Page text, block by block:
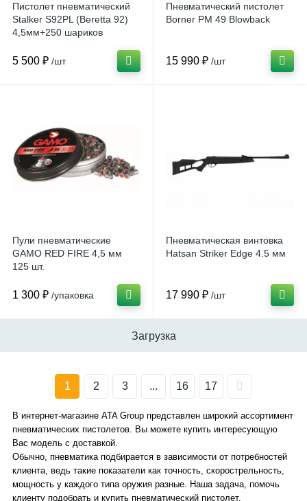
Пистолет пневматический
Stalker S92PL (Beretta 92)
4,5мм+250 шариков
5 500 ₽ /шт
Пневматический пистолет
Borner PM 49 Blowback
15 990 ₽ /шт
Пули пневматические
GAMO RED FIRE 4,5 мм
125 шт.
1 300 ₽ /упаковка
Пневматическая винтовка
Hatsan Striker Edge 4.5 мм
17 990 ₽ /шт
Загрузка
1 2 3 ... 16 17
В интернет-магазине ATA Group представлен широкий ассортимент
пневматических пистолетов. Вы можете купить интересующую
Вас модель с доставкой.
Обычно, пневматика подбирается в зависимости от потребностей
клиента, ведь такие показатели как точность, скорострельность,
мощность у каждого типа оружия разные. Наша задача, помочь
клиенту подобрать и купить пневматический пистолет,